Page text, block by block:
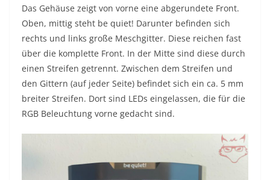
Das Gehäuse zeigt von vorne eine abgerundete Front.
Oben, mittig steht be quiet! Darunter befinden sich
rechts und links große Meschgitter. Diese reichen fast
über die komplette Front. In der Mitte sind diese durch
einen Streifen getrennt. Zwischen dem Streifen und
den Gittern (auf jeder Seite) befindet sich ein ca. 5 mm
breiter Streifen. Dort sind LEDs eingelassen, die für die
RGB Beleuchtung vorne gedacht sind.